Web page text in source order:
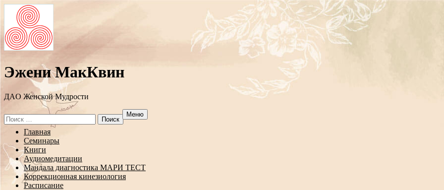
Эжени МакКвин
ДAO Женской Мудрости
Search
for:
Меню
Перейти
содержанию
Главная
Семинары
Книги
Аудиомедитации
Мандала диагностика МАРИ ТЕСТ
Коррекционная кинезиология
Расписание